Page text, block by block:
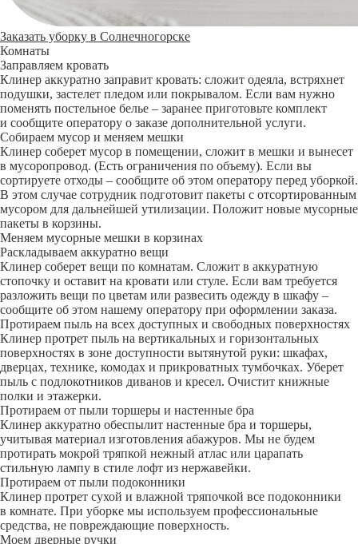
Заказать уборку в Солнечногорске
Комнаты
Заправляем кровать
Клинер аккуратно заправит кровать: сложит одеяла, встряхнет
подушки, застелет пледом или покрывалом. Если вам нужно
поменять постельное белье – заранее приготовьте комплект
и сообщите оператору о заказе дополнительной услуги.
Собираем мусор и меняем мешки
Клинер соберет мусор в помещении, сложит в мешки и вынесет
в мусоропровод. (Есть ограничения по объему). Если вы
сортируете отходы – сообщите об этом оператору перед уборкой.
В этом случае сотрудник подготовит пакеты с отсортированным
мусором для дальнейшей утилизации. Положит новые мусорные
пакеты в корзины.
Меняем мусорные мешки в корзинах
Раскладываем аккуратно вещи
Клинер соберет вещи по комнатам. Сложит в аккуратную
стопочку и оставит на кровати или стуле. Если вам требуется
разложить вещи по цветам или развесить одежду в шкафу –
сообщите об этом нашему оператору при оформлении заказа.
Протираем пыль на всех доступных и свободных поверхностях
Клинер протрет пыль на вертикальных и горизонтальных
поверхностях в зоне доступности вытянутой руки: шкафах,
дверцах, технике, комодах и прикроватных тумбочках. Уберет
пыль с подлокотников диванов и кресел. Очистит книжные
полки и этажерки.
Протираем от пыли торшеры и настенные бра
Клинер аккуратно обеспылит настенные бра и торшеры,
учитывая материал изготовления абажуров. Мы не будем
протирать мокрой тряпкой нежный атлас или царапать
стильную лампу в стиле лофт из нержавейки.
Протираем от пыли подоконники
Клинер протрет сухой и влажной тряпочкой все подоконники
в комнате. При уборке мы используем профессиональные
средства, не повреждающие поверхность.
Моем дверные ручки